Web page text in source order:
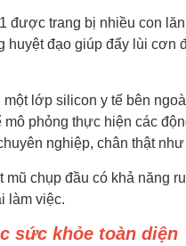
được trang bị nhiều con
huyệt đạo giúp đẩy lùi
lớp silicon y tế bên
phỏng thực hiện các
nghiệp, chân thật
chụp đầu có khả năng
làm việc.
sức khỏe toàn diện